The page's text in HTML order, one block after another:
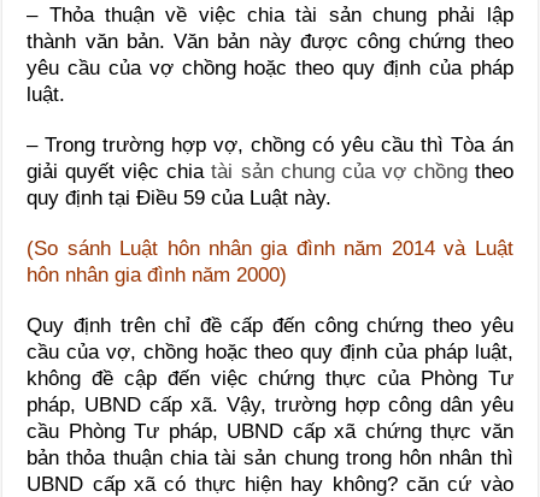
– Thỏa thuận về việc chia tài sản chung phải lập
thành văn bản. Văn bản này được công chứng theo
yêu cầu của vợ chồng hoặc theo quy định của pháp
luật.
– Trong trường hợp vợ, chồng có yêu cầu thì Tòa án
giải quyết việc chiatài sản chung của vợ chồngtheo
quy định tại Điều 59 của Luật này.
(So sánh Luật hôn nhân gia đình năm 2014 và Luật
hôn nhân gia đình năm 2000)
Quy định trên chỉ đề cấp đến công chứng theo yêu
cầu của vợ, chồng hoặc theo quy định của pháp luật,
không đề cập đến việc chứng thực của Phòng Tư
pháp, UBND cấp xã. Vậy, trường hợp công dân yêu
cầu Phòng Tư pháp, UBND cấp xã chứng thực văn
bản thỏa thuận chia tài sản chung trong hôn nhân thì
UBND cấp xã có thực hiện hay không? căn cứ vào